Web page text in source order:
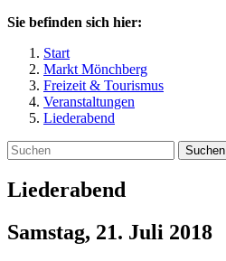
Sie befinden sich hier:
Start
Markt Mönchberg
Freizeit & Tourismus
Veranstaltungen
Liederabend
Suchen
Liederabend
Samstag, 21. Juli 2018